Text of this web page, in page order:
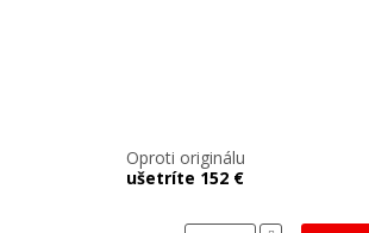
Oproti originálu
ušetríte 152 €